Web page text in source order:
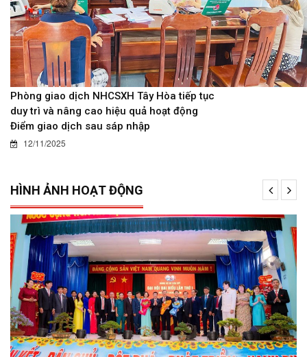
Phòng giao dịch NHCSXH Tây Hòa tiếp tục
duy trì và nâng cao hiệu quả hoạt động
Điểm giao dịch sau sáp nhập
12/11/2025
HÌNH ẢNH HOẠT ĐỘNG